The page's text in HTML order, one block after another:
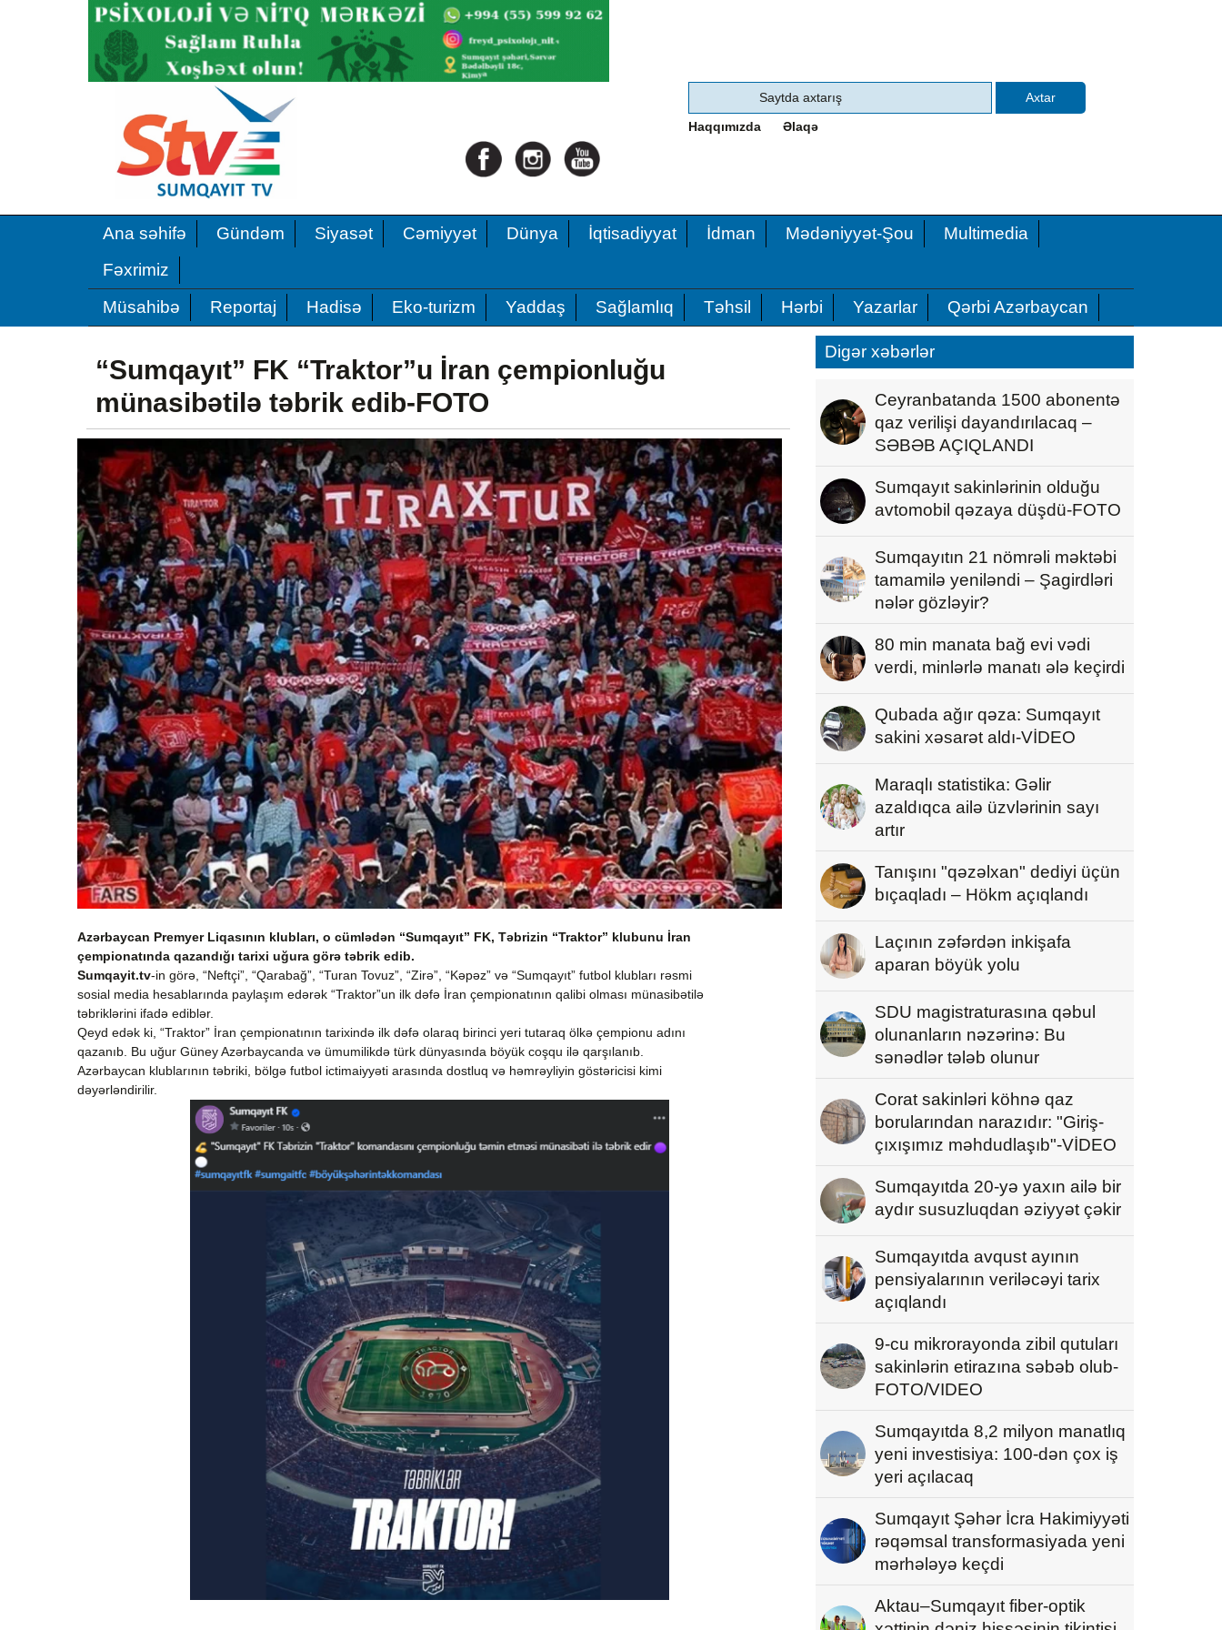
Haqqımızda Əlaqə
Ana səhifə Gündəm Siyasət Cəmiyyət Dünya İqtisadiyyat İdman Mədəniyyət-Şou
Multimedia
Fəxrimiz
Müsahibə
Reportaj Hadisə Eko-turizm Yaddaş Sağlamlıq Təhsil Hərbi Yazarlar Qərbi Azərbaycan
“Sumqayıt” FK “Traktor”u İran çempionluğu
münasibətilə təbrik edib-FOTO
Azərbaycan Premyer Liqasının klubları, o cümlədən “Sumqayıt” FK, Təbrizin “Traktor” klubunu İran
çempionatında qazandığı tarixi uğura görə təbrik edib.
Sumqayit.tv-in görə, “Neftçi”, “Qarabağ”, “Turan Tovuz”, “Zirə”, “Kəpəz” və “Sumqayıt” futbol klubları rəsmi
sosial media hesablarında paylaşım edərək “Traktor”un ilk dəfə İran çempionatının qalibi olması münasibətilə
təbriklərini ifadə ediblər.
Qeyd edək ki, “Traktor” İran çempionatının tarixində ilk dəfə olaraq birinci yeri tutaraq ölkə çempionu adını
qazanıb. Bu uğur Güney Azərbaycanda və ümumilikdə türk dünyasında böyük coşqu ilə qarşılanıb.
Azərbaycan klublarının təbriki, bölgə futbol ictimaiyyəti arasında dostluq və həmrəyliyin göstəricisi kimi
dəyərləndirilir.
Digər xəbərlər
Ceyranbatanda 1500 abonentə
qaz verilişi dayandırılacaq –
SƏBƏB AÇIQLANDI
Sumqayıt sakinlərinin olduğu
avtomobil qəzaya düşdü-FOTO
Sumqayıtın 21 nömrəli məktəbi
tamamilə yeniləndi – Şagirdləri
nələr gözləyir?
80 min manata bağ evi vədi
verdi, minlərlə manatı ələ keçirdi
Qubada ağır qəza: Sumqayıt
sakini xəsarət aldı-VİDEO
Maraqlı statistika: Gəlir
azaldıqca ailə üzvlərinin sayı
artır
Tanışını "qəzəlxan" dediyi üçün
bıçaqladı – Hökm açıqlandı
Laçının zəfərdən inkişafa
aparan böyük yolu
SDU magistraturasına qəbul
olunanların nəzərinə: Bu
sənədlər tələb olunur
Corat sakinləri köhnə qaz
borularından narazıdır: "Giriş-
çıxışımız məhdudlaşıb"-VİDEO
Sumqayıtda 20-yə yaxın ailə bir
aydır susuzluqdan əziyyət çəkir
Sumqayıtda avqust ayının
pensiyalarının veriləcəyi tarix
açıqlandı
9-cu mikrorayonda zibil qutuları
sakinlərin etirazına səbəb olub-
FOTO/VIDEO
Sumqayıtda 8,2 milyon manatlıq
yeni investisiya: 100-dən çox iş
yeri açılacaq
Sumqayıt Şəhər İcra Hakimiyyəti
rəqəmsal transformasiyada yeni
mərhələyə keçdi
Aktau–Sumqayıt fiber-optik